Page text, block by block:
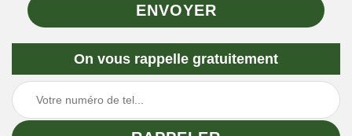
On vous rappelle gratuitement